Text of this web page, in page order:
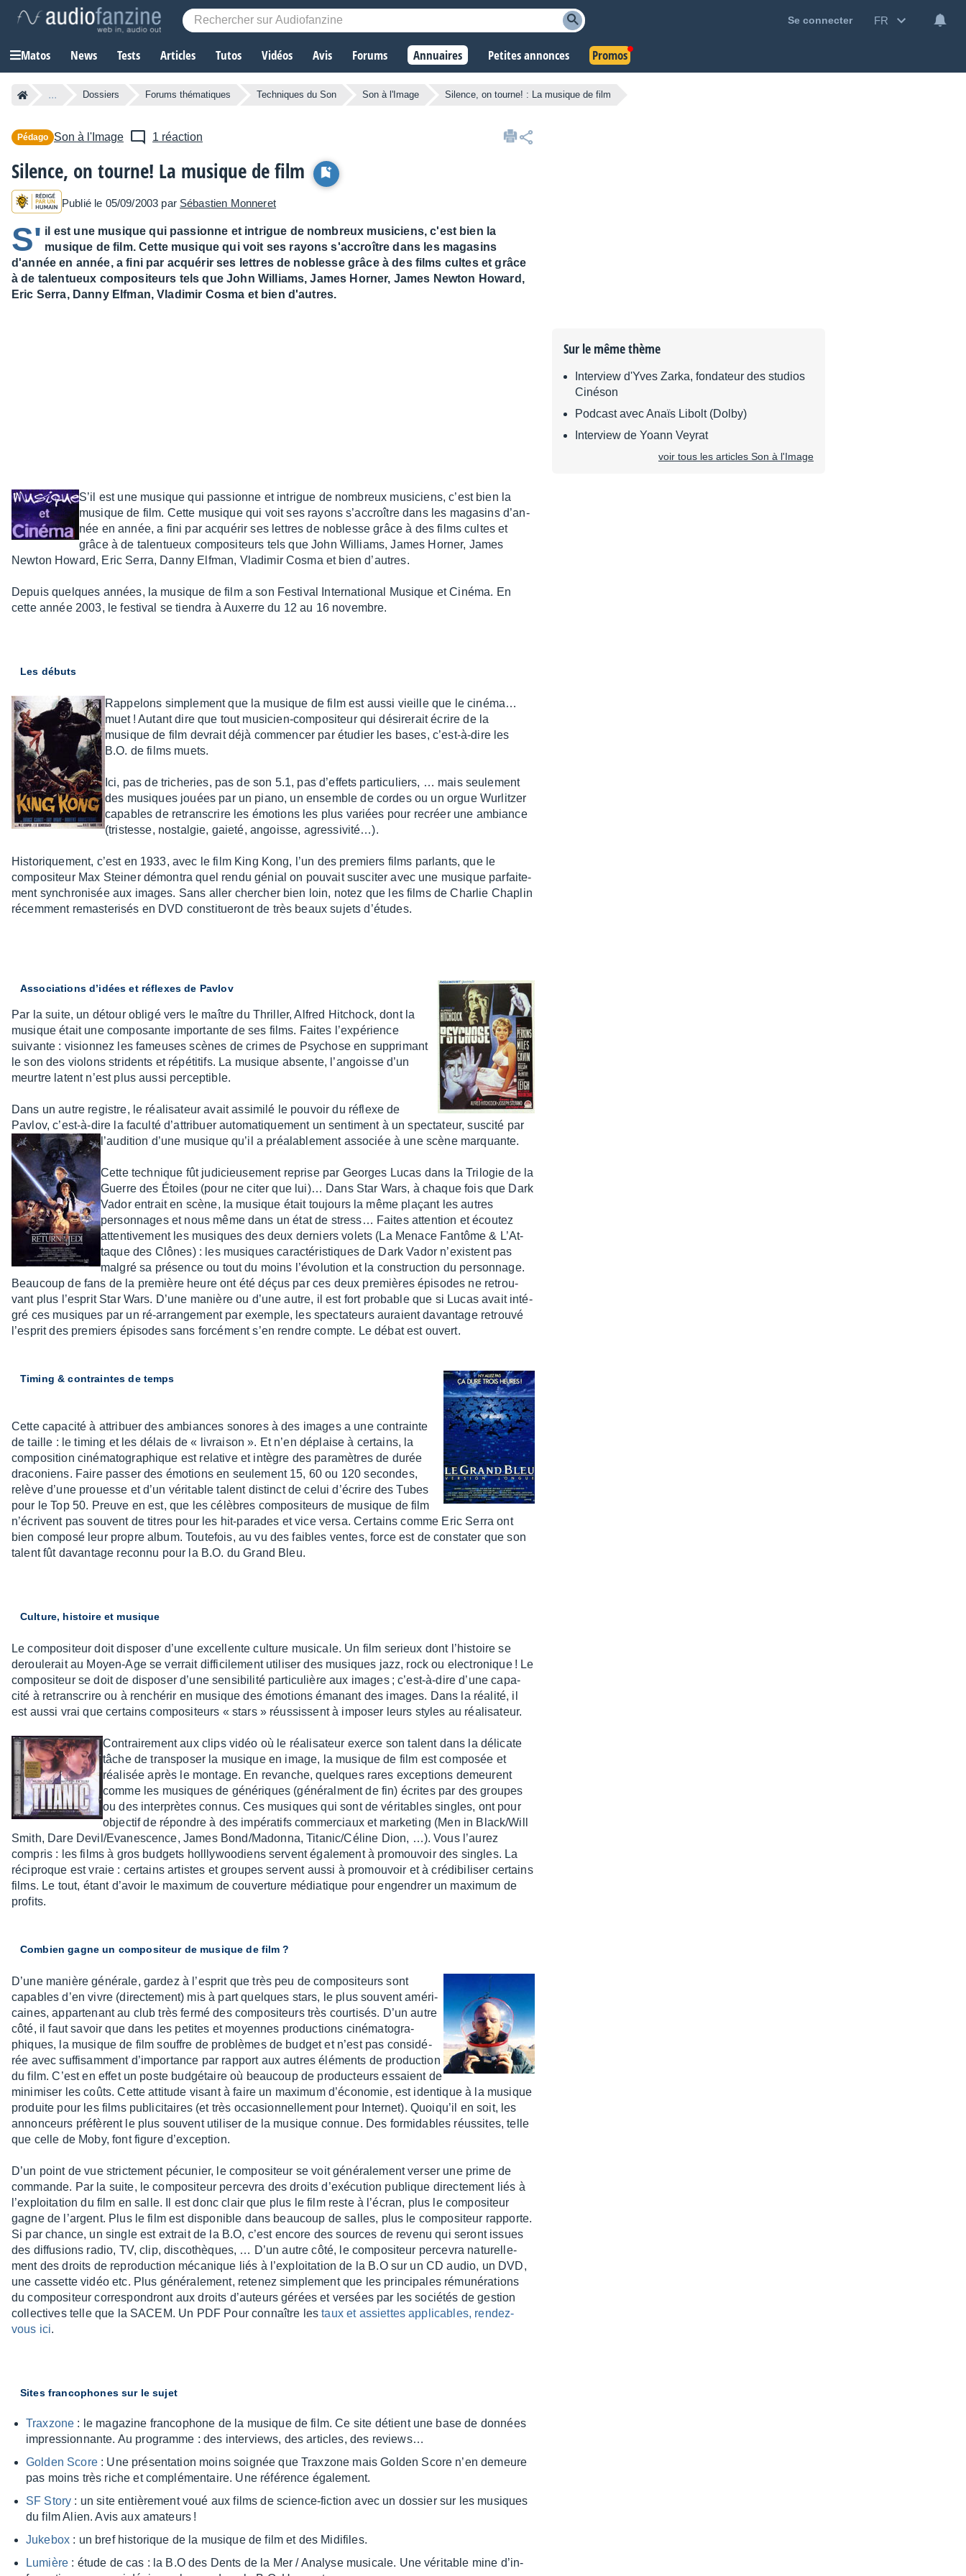
Se connecter FR
Matos News Tests Articles Tutos Vidéos Avis Forums Annuaires Petites annonces Promos
... Dossiers Forums thématiques Techniques du Son Son à l'Image Silence, on tourne! : La musique de film
Pédago Son à l'Image 1 réaction
Silence, on tourne! La musique de film
Publié le 05/09/2003 par Sébastien Monneret
S' il est une musique qui passionne et intrigue de nombreux musiciens, c'est bien la
musique de film. Cette musique qui voit ses rayons s'accroître dans les magasins
d'année en année, a fini par acquérir ses lettres de noblesse grâce à des films cultes et grâce
à de talentueux compositeurs tels que John Williams, James Horner, James Newton Howard,
Eric Serra, Danny Elfman, Vladimir Cosma et bien d'autres.
S’il est une musique qui passionne et intrigue de nombreux musi­ciens, c’est bien la
musique de film. Cette musique qui voit ses rayons s’ac­croître dans les maga­sins d’an­
née en année, a fini par acqué­rir ses lettres de noblesse grâce à des films cultes et
grâce à de talen­tueux compo­si­teurs tels que John Williams, James Horner, James
Newton Howard, Eric Serra, Danny Elfman, Vladi­mir Cosma et bien d’autres.
Depuis quelques années, la musique de film a son Festi­val Inter­na­tio­nal Musique et Cinéma. En
cette année 2003, le festi­val se tien­dra à Auxerre du 12 au 16 novembre.
Les débuts
Rappe­lons simple­ment que la musique de film est aussi vieille que le ciné­ma…
muet ! Autant dire que tout musi­cien-compo­si­teur qui dési­re­rait écrire de la
musique de film devrait déjà commen­cer par étudier les bases, c’est-à-dire les
B.O. de films muets.
Ici, pas de triche­ries, pas de son 5.1, pas d’ef­fets parti­cu­liers, … mais seule­ment
des musiques jouées par un piano, un ensemble de cordes ou un orgue Wurlit­zer
capables de retrans­crire les émotions les plus variées pour recréer une ambiance
(tris­tesse, nostal­gie, gaieté, angoisse, agres­si­vi­té…).
Histo­rique­ment, c’est en 1933, avec le film King Kong, l’un des premiers films parlants, que le
compo­si­teur Max Stei­ner démon­tra quel rendu génial on pouvait susci­ter avec une musique parfai­te­
ment synchro­ni­sée aux images. Sans aller cher­cher bien loin, notez que les films de Char­lie Chaplin
récem­ment remas­te­ri­sés en DVD consti­tue­ront de très beaux sujets d’études.
Asso­cia­tions d’idées et réflexes de Pavlov
Par la suite, un détour obligé vers le maître du Thril­ler, Alfred Hitchock, dont la
musique était une compo­sante impor­tante de ses films. Faites l’ex­pé­rience
suivante : vision­nez les fameuses scènes de crimes de Psychose en suppri­mant
le son des violons stri­dents et répé­ti­tifs. La musique absente, l’an­goisse d’un
meurtre latent n’est plus aussi percep­tible.
Dans un autre registre, le réali­sa­teur avait assi­milé le pouvoir du réflexe de
Pavlov, c’est-à-dire la faculté d’at­tri­buer auto­ma­tique­ment un senti­ment à un spec­ta­teur, suscité par
l’au­di­tion d’une musique qu’il a préa­la­ble­ment asso­ciée à une scène marquante.
Cette tech­nique fût judi­cieu­se­ment reprise par Georges Lucas dans la Trilo­gie de la
Guerre des Étoiles (pour ne citer que lui)… Dans Star Wars, à chaque fois que Dark
Vador entrait en scène, la musique était toujours la même plaçant les autres
person­nages et nous même dans un état de stress… Faites atten­tion et écou­tez
atten­ti­ve­ment les musiques des deux derniers volets (La Menace Fantôme & L’At­
taque des Clônes) : les musiques carac­té­ris­tiques de Dark Vador n’existent pas
malgré sa présence ou tout du moins l’évo­lu­tion et la construc­tion du person­nage.
Beau­coup de fans de la première heure ont été déçus par ces deux premières épisodes ne retrou­
vant plus l’es­prit Star Wars. D’une manière ou d’une autre, il est fort probable que si Lucas avait inté­
gré ces musiques par un ré-arran­ge­ment par exemple, les spec­ta­teurs auraient davan­tage retrouvé
l’es­prit des premiers épisodes sans forcé­ment s’en rendre compte. Le débat est ouvert.
Timing & contraintes de temps
Cette capa­cité à attri­buer des ambiances sonores à des images a une contrainte
de taille : le timing et les délais de « livrai­son ». Et n’en déplaise à certains, la
compo­si­tion ciné­ma­to­gra­phique est rela­tive et intègre des para­mètres de durée
draco­niens. Faire passer des émotions en seule­ment 15, 60 ou 120 secondes,
relève d’une prouesse et d’un véri­table talent distinct de celui d’écrire des Tubes
pour le Top 50. Preuve en est, que les célèbres compo­si­teurs de musique de film
n’écrivent pas souvent de titres pour les hit-parades et vice versa. Certains comme Eric Serra ont
bien composé leur propre album. Toute­fois, au vu des faibles ventes, force est de consta­ter que son
talent fût davan­tage reconnu pour la B.O. du Grand Bleu.
Culture, histoire et musique
Le compo­si­teur doit dispo­ser d’une excel­lente culture musi­cale. Un film serieux dont l’his­toire se
derou­le­rait au Moyen-Age se verrait diffi­ci­le­ment utili­ser des musiques jazz, rock ou elec­tro­nique ! Le
compo­si­teur se doit de dispo­ser d’une sensi­bi­lité parti­cu­lière aux images ; c’est-à-dire d’une capa­
cité à retrans­crire ou à renché­rir en musique des émotions émanant des images. Dans la réalité, il
est aussi vrai que certains compo­si­teurs « stars » réus­sissent à impo­ser leurs styles au réali­sa­teur.
Contrai­re­ment aux clips vidéo où le réali­sa­teur exerce son talent dans la déli­cate
tâche de trans­po­ser la musique en image, la musique de film est compo­sée et
réali­sée après le montage. En revanche, quelques rares excep­tions demeurent
comme les musiques de géné­riques (géné­ralment de fin) écrites par des groupes
ou des inter­prètes connus. Ces musiques qui sont de véri­tables singles, ont pour
objec­tif de répondre à des impé­ra­tifs commer­ciaux et marke­ting (Men in Black/Will
Smith, Dare Devil/Evanes­cence, James Bond/Madonna, Tita­nic/Céline Dion, …). Vous l’au­rez
compris : les films à gros budgets holl­ly­woo­diens servent égale­ment à promou­voir des singles. La
réci­proque est vraie : certains artistes et groupes servent aussi à promou­voir et à crédi­bi­li­ser certains
films. Le tout, étant d’avoir le maxi­mum de couver­ture média­tique pour engen­drer un maxi­mum de
profits.
Combien gagne un compo­si­teur de musique de film ?
D’une manière géné­rale, gardez à l’es­prit que très peu de compo­si­teurs sont
capables d’en vivre (direc­te­ment) mis à part quelques stars, le plus souvent améri­
caines, appar­te­nant au club très fermé des compo­si­teurs très cour­ti­sés. D’un autre
côté, il faut savoir que dans les petites et moyennes produc­tions ciné­ma­to­gra­
phiques, la musique de film souffre de problèmes de budget et n’est pas consi­dé­
rée avec suffi­sam­ment d’im­por­tance par rapport aux autres éléments de produc­tion
du film. C’est en effet un poste budgé­taire où beau­coup de produc­teurs essaient de
mini­mi­ser les coûts. Cette atti­tude visant à faire un maxi­mum d’éco­no­mie, est iden­tique à la musique
produite pour les films publi­ci­taires (et très occa­sion­nel­le­ment pour Inter­net). Quoiqu’il en soit, les
annon­ceurs préfèrent le plus souvent utili­ser de la musique connue. Des formi­dables réus­sites, telle
que celle de Moby, font figure d’ex­cep­tion.
D’un point de vue stric­te­ment pécu­nier, le compo­si­teur se voit géné­ra­le­ment verser une prime de
commande. Par la suite, le compo­si­teur perce­vra des droits d’exé­cu­tion publique direc­te­ment liés à
l’ex­ploi­ta­tion du film en salle. Il est donc clair que plus le film reste à l’écran, plus le compo­si­teur
gagne de l’ar­gent. Plus le film est dispo­nible dans beau­coup de salles, plus le compo­si­teur rapporte.
Si par chance, un single est extrait de la B.O, c’est encore des sources de revenu qui seront issues
des diffu­sions radio, TV, clip, disco­thèques, … D’un autre côté, le compo­si­teur perce­vra natu­rel­le­
ment des droits de repro­duc­tion méca­nique liés à l’ex­ploi­ta­tion de la B.O sur un CD audio, un DVD,
une cassette vidéo etc. Plus géné­ra­le­ment, rete­nez simple­ment que les prin­ci­pales rému­né­ra­tions
du compo­si­teur corres­pon­dront aux droits d’au­teurs gérées et versées par les socié­tés de gestion
collec­tives telle que la SACEM. Un PDF Pour connaître lestaux et assiettes appli­cables, rendez-
vous ici.
Sites fran­co­phones sur le sujet
Trax­zone : le maga­zine fran­co­phone de la musique de film. Ce site détient une base de données
impres­sion­nante. Au programme : des inter­views, des articles, des reviews…
Golden Score: Une présen­ta­tion moins soignée que Trax­zone mais Golden Score n’en demeure
pas moins très riche et complé­men­taire. Une réfé­rence égale­ment.
SF Story : un site entiè­re­ment voué aux films de science-fiction avec un dossier sur les musiques
du film Alien. Avis aux amateurs !
Juke­box : un bref histo­rique de la musique de film et des Midi­files.
Lumière : étude de cas : la B.O des Dents de la Mer / Analyse musi­cale. Une véri­table mine d’in­
Sur le même thème
Interview d'Yves Zarka, fondateur des studios
Cinéson
Podcast avec Anaïs Libolt (Dolby)
Interview de Yoann Veyrat
voir tous les articles Son à l'Image